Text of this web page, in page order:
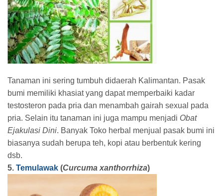
Tanaman ini sering tumbuh didaerah Kalimantan. Pasak
bumi memiliki khasiat yang dapat memperbaiki kadar
testosteron pada pria dan menambah gairah sexual pada
pria. Selain itu tanaman ini juga mampu menjadi Obat
Ejakulasi Dini. Banyak Toko herbal menjual pasak bumi ini
biasanya sudah berupa teh, kopi atau berbentuk kering
dsb.
5. Temulawak (Curcuma xanthorrhiza)